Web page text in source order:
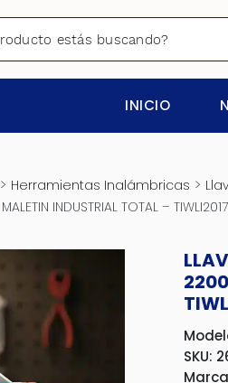
INICIO
> Herramientas Inalámbricas >
INDUSTRIAL TOTAL –
SKU: